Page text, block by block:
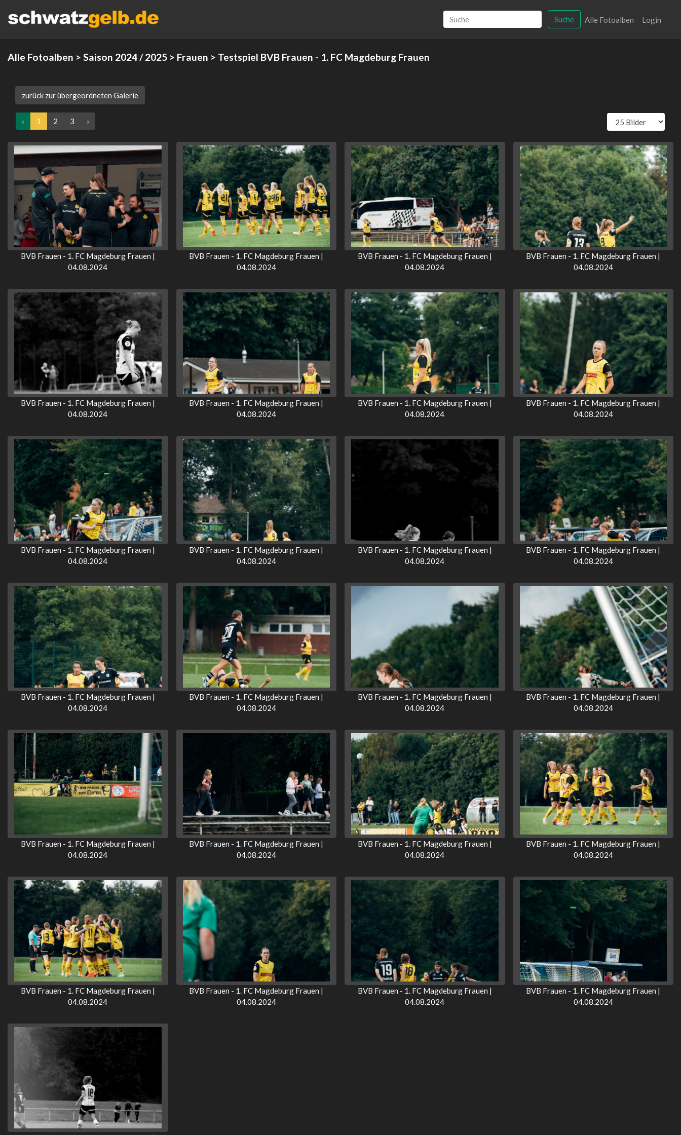
Suche Alle Fotoalben Login
Alle Fotoalben > Saison 2024 / 2025 > Frauen > Testspiel BVB Frauen - 1. FC Magdeburg Frauen
zurück zur übergeordneten Galerie
‹ 1 2 3 ›
BVB Frauen - 1. FC Magdeburg Frauen |
04.08.2024
BVB Frauen - 1. FC Magdeburg Frauen |
04.08.2024
BVB Frauen - 1. FC Magdeburg Frauen |
04.08.2024
BVB Frauen - 1. FC Magdeburg Frauen |
04.08.2024
BVB Frauen - 1. FC Magdeburg Frauen |
04.08.2024
BVB Frauen - 1. FC Magdeburg Frauen |
04.08.2024
BVB Frauen - 1. FC Magdeburg Frauen |
04.08.2024
BVB Frauen - 1. FC Magdeburg Frauen |
04.08.2024
BVB Frauen - 1. FC Magdeburg Frauen |
04.08.2024
BVB Frauen - 1. FC Magdeburg Frauen |
04.08.2024
BVB Frauen - 1. FC Magdeburg Frauen |
04.08.2024
BVB Frauen - 1. FC Magdeburg Frauen |
04.08.2024
BVB Frauen - 1. FC Magdeburg Frauen |
04.08.2024
BVB Frauen - 1. FC Magdeburg Frauen |
04.08.2024
BVB Frauen - 1. FC Magdeburg Frauen |
04.08.2024
BVB Frauen - 1. FC Magdeburg Frauen |
04.08.2024
BVB Frauen - 1. FC Magdeburg Frauen |
04.08.2024
BVB Frauen - 1. FC Magdeburg Frauen |
04.08.2024
BVB Frauen - 1. FC Magdeburg Frauen |
04.08.2024
BVB Frauen - 1. FC Magdeburg Frauen |
04.08.2024
BVB Frauen - 1. FC Magdeburg Frauen |
04.08.2024
BVB Frauen - 1. FC Magdeburg Frauen |
04.08.2024
BVB Frauen - 1. FC Magdeburg Frauen |
04.08.2024
BVB Frauen - 1. FC Magdeburg Frauen |
04.08.2024